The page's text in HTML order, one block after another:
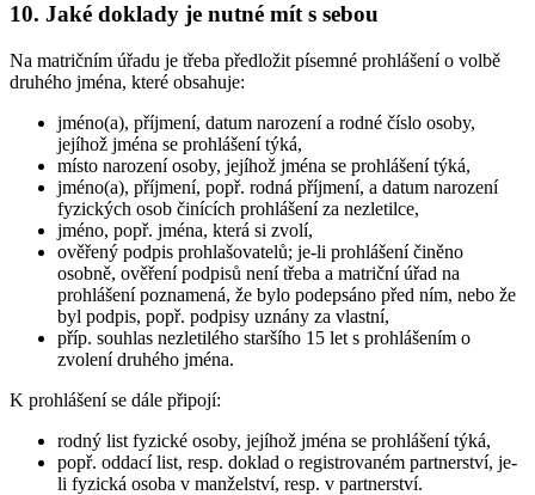
10. Jaké doklady je nutné mít s sebou
Na matričním úřadu je třeba předložit písemné prohlášení o volbě
druhého jména, které obsahuje:
jméno(a), příjmení, datum narození a rodné číslo osoby,
jejíhož jména se prohlášení týká,
místo narození osoby, jejíhož jména se prohlášení týká,
jméno(a), příjmení, popř. rodná příjmení, a datum narození
fyzických osob činících prohlášení za nezletilce,
jméno, popř. jména, která si zvolí,
ověřený podpis prohlašovatelů; je-li prohlášení činěno
osobně, ověření podpisů není třeba a matriční úřad na
prohlášení poznamená, že bylo podepsáno před ním, nebo že
byl podpis, popř. podpisy uznány za vlastní,
příp. souhlas nezletilého staršího 15 let s prohlášením o
zvolení druhého jména.
K prohlášení se dále připojí:
rodný list fyzické osoby, jejíhož jména se prohlášení týká,
popř. oddací list, resp. doklad o registrovaném partnerství, je-
li fyzická osoba v manželství, resp. v partnerství.